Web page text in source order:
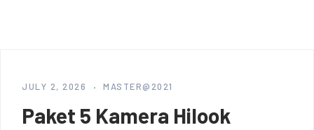
JULY 2, 2026 MASTER@2021
Paket 5 Kamera Hilook